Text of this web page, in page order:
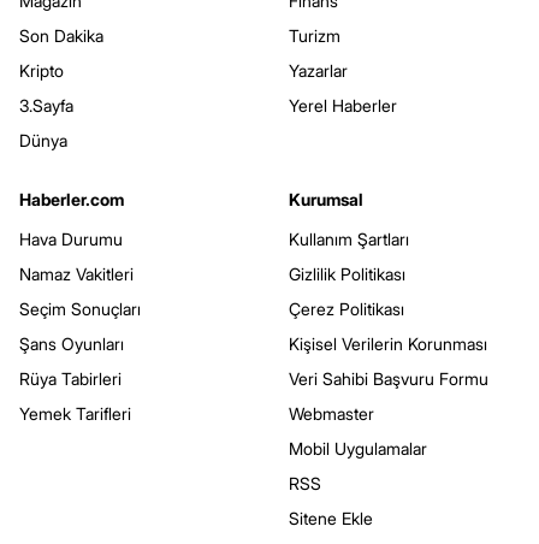
Son Dakika
Kripto
3.Sayfa
Dünya
Turizm
Yazarlar
Yerel Haberler
Haberler.com
Hava Durumu
Namaz Vakitleri
Seçim Sonuçları
Şans Oyunları
Rüya Tabirleri
Yemek Tarifleri
Kurumsal
Kullanım Şartları
Gizlilik Politikası
Çerez Politikası
Kişisel Verilerin Korunması
Veri Sahibi Başvuru Formu
Webmaster
Mobil Uygulamalar
RSS
Sitene Ekle